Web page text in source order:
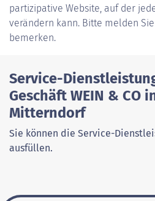
partizipative Website, auf der
verändern kann. Bitte melden
bemerken.
Service-
Geschäft WEIN & CO
Mitterndorf
Sie können die Service-
ausfüllen.